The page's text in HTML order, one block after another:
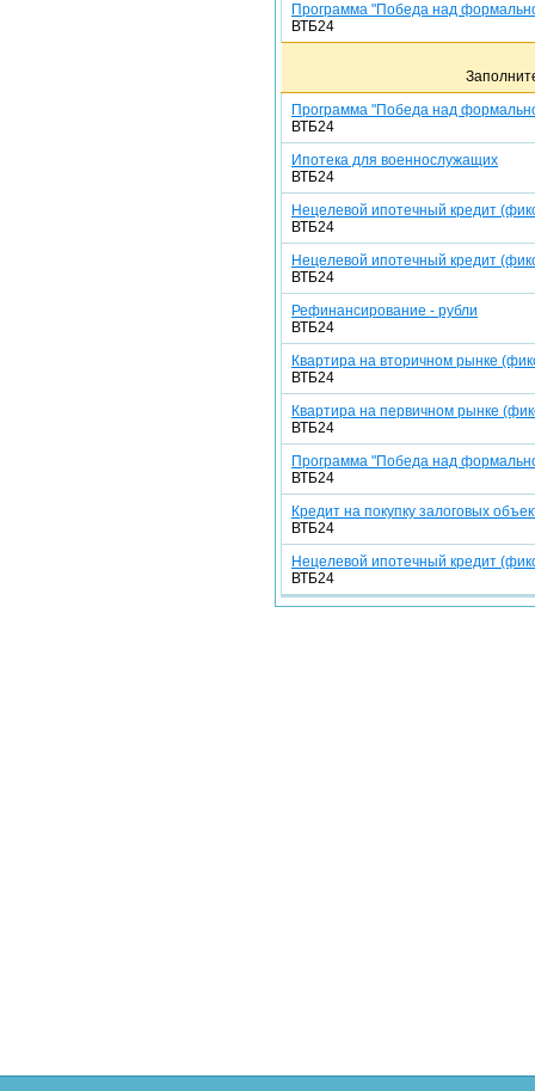
Программа "Победа над
ВТБ24
Программа "Победа над
ВТБ24
Ипотека для военнослужащих
ВТБ24
Нецелевой ипотечный кредит
ВТБ24
Нецелевой ипотечный кредит
ВТБ24
Рефинансирование - рубли
ВТБ24
Квартира на вторичном рынке
ВТБ24
Квартира на первичном рынке
ВТБ24
Программа "Победа над
ВТБ24
Кредит на покупку залоговых
ВТБ24
Нецелевой ипотечный кредит
ВТБ24